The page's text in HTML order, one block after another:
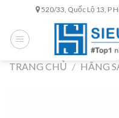
content
520/33, Quốc Lộ 13, P
TRANG CHỦ / HÃNG